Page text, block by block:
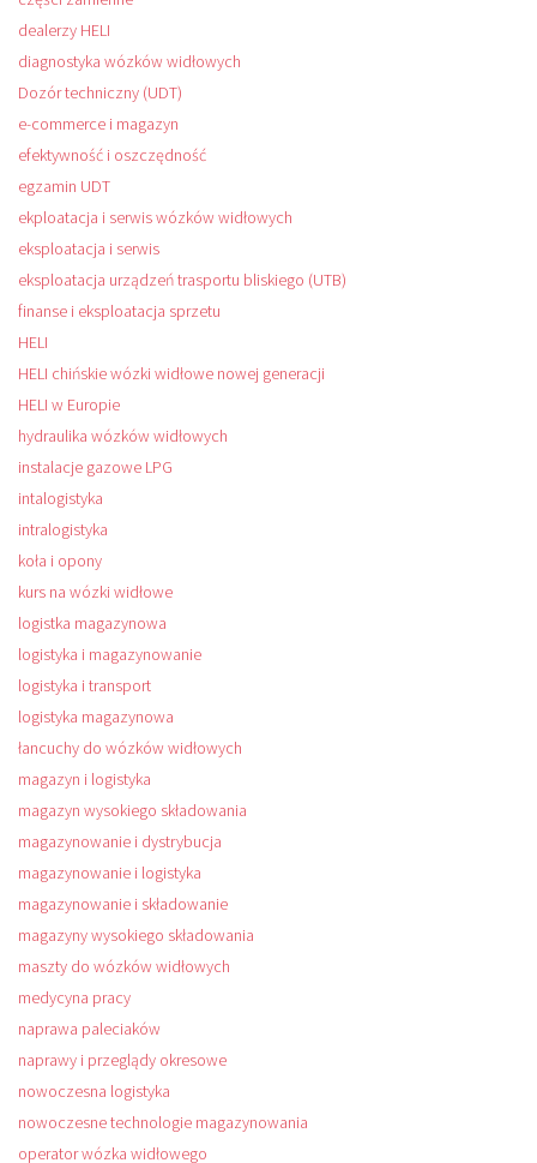
dealerzy HELI
diagnostyka wózków widłowych
Dozór techniczny (UDT)
e-commerce i magazyn
efektywność i oszczędność
egzamin UDT
ekploatacja i serwis wózków widłowych
eksploatacja i serwis
eksploatacja urządzeń trasportu bliskiego (UTB)
finanse i eksploatacja sprzetu
HELI
HELI chińskie wózki widłowe nowej generacji
HELI w Europie
hydraulika wózków widłowych
instalacje gazowe LPG
intalogistyka
intralogistyka
koła i opony
kurs na wózki widłowe
logistka magazynowa
logistyka i magazynowanie
logistyka i transport
logistyka magazynowa
łancuchy do wózków widłowych
magazyn i logistyka
magazyn wysokiego składowania
magazynowanie i dystrybucja
magazynowanie i logistyka
magazynowanie i składowanie
magazyny wysokiego składowania
maszty do wózków widłowych
medycyna pracy
naprawa paleciaków
naprawy i przeglądy okresowe
nowoczesna logistyka
nowoczesne technologie magazynowania
operator wózka widłowego